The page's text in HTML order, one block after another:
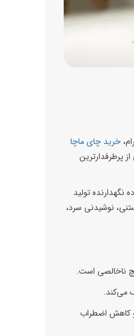
خرید چای ماچا
پرطرفدارترین
نگهدارنده تولید
نوشیدنی سرد،
ناخالصی است.
می‌کند.
و کاهش اضطراب